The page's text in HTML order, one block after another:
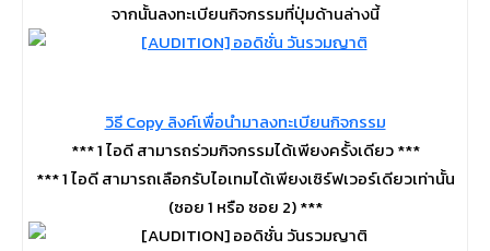
จากนั้นลงทะเบียนกิจกรรมที่ปุ่มด้านล่างนี้
วิธี Copy ลิงค์เพื่อนำมาลงทะเบียนกิจกรรม
*** 1 ไอดี สามารถร่วมกิจกรรมได้เพียงครั้งเดียว ***
*** 1 ไอดี สามารถเลือกรับไอเทมได้เพียงเซิร์ฟเวอร์เดียวเท่านั้น
(ซอย 1 หรือ ซอย 2) ***